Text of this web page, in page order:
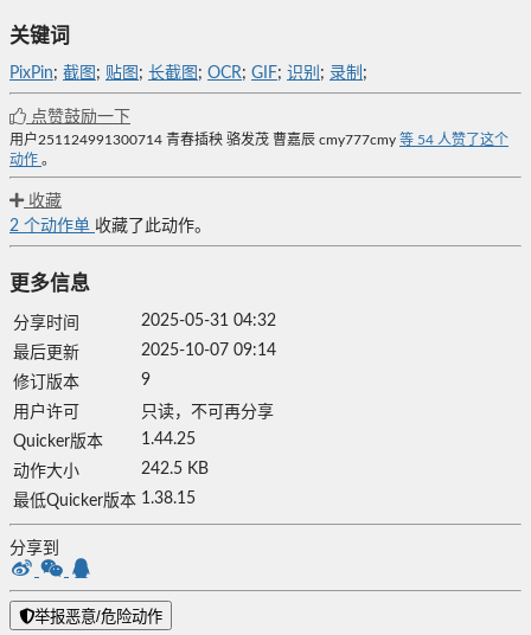
关键词
PixPin; 截图 ; 贴图 ; 长截图 ; OCR; GIF; 识别 ; 录制 ;
点赞鼓励一下
用户251124991300714 青春插秧 骆发茂 曹嘉辰 cmy777cmy 等 54 人赞了这个
动作 。
收藏
2 个动作单 收藏了此动作。
更多信息
分享时间
2025-05-31 04:32
最后更新
2025-10-07 09:14
修订版本
9
用户许可
只读，不可再分享
Quicker版本
1.44.25
动作大小
242.5 KB
最低Quicker版本 1.38.15
分享到
举报恶意/危险动作